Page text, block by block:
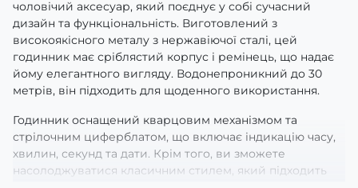
чоловічий аксесуар, який поєднує у собі сучасний
дизайн та функціональність. Виготовлений з
високоякісного металу з нержавіючої сталі, цей
годинник має сріблястий корпус і ремінець, що надає
йому елегантного вигляду. Водонепроникний до 30
метрів, він підходить для щоденного використання.
Годинник оснащений кварцовим механізмом та
стрілочним циферблатом, що включає індикацію часу,
хвилин, секунд та дати. Крім того, ви зможете
насолоджуватися класичним стилем, який підходить